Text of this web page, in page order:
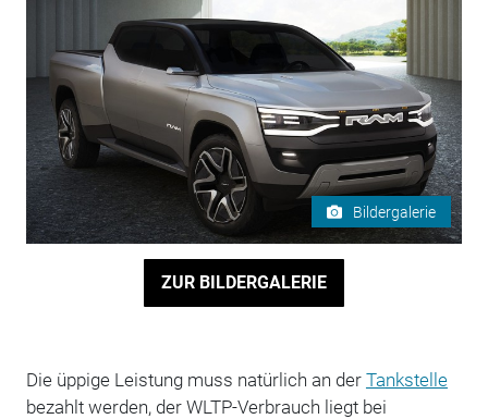
Bildergalerie
ZUR BILDERGALERIE
Die üppige Leistung muss natürlich an der Tankstelle
bezahlt werden, der WLTP-Verbrauch liegt bei